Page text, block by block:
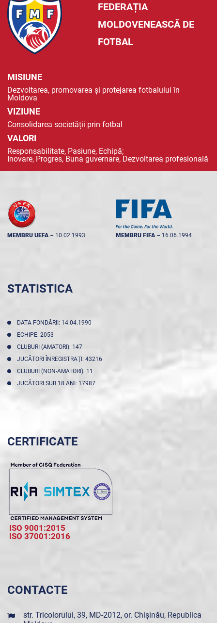
FEDERAȚIA
MOLDOVENEASCĂ DE
FOTBAL
MISIUNE
Dezvoltarea, promovarea și protejarea fotbalului în
Moldova
VIZIUNE
Consolidarea societății prin fotbal
VALORI
Responsabilitate, Pasiune, Echipă;
Inovare, Progres, Buna guvernare, Dezvoltarea profesională
MEMBRU UEFA -- 10.02.1993 MEMBRU FIFA -- 16.06.1994
STATISTICA
DATA FONDĂRII: 14.04.1990
ECHIPE: 2053
CLUBURI (AMATORI): 147
JUCĂTORI ÎNREGISTRAŢI: 43216
CLUBURI (NON-AMATORI): 11
JUCĂTORI SUB 18 ANI: 17987
CERTIFICATE
ISO 9001:2015
ISO 37001:2016
CONTACTE
str. Tricolorului, 39, MD-2012, or. Chișinău, Republica